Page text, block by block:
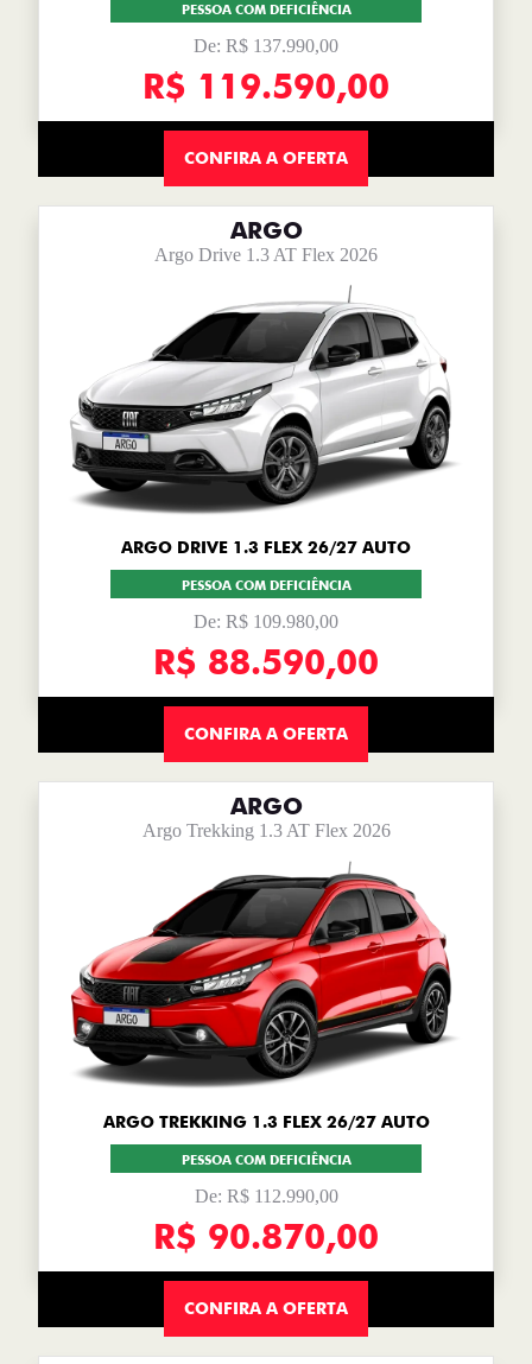
PESSOA COM DEFICIÊNCIA
De: R$ 137.990,00
R$ 119.590,00
CONFIRA A OFERTA
ARGO
Argo Drive 1.3 AT Flex 2026
ARGO DRIVE 1.3 FLEX 26/27 AUTO
PESSOA COM DEFICIÊNCIA
De: R$ 109.980,00
R$ 88.590,00
CONFIRA A OFERTA
ARGO
Argo Trekking 1.3 AT Flex 2026
ARGO TREKKING 1.3 FLEX 26/27 AUTO
PESSOA COM DEFICIÊNCIA
De: R$ 112.990,00
R$ 90.870,00
CONFIRA A OFERTA